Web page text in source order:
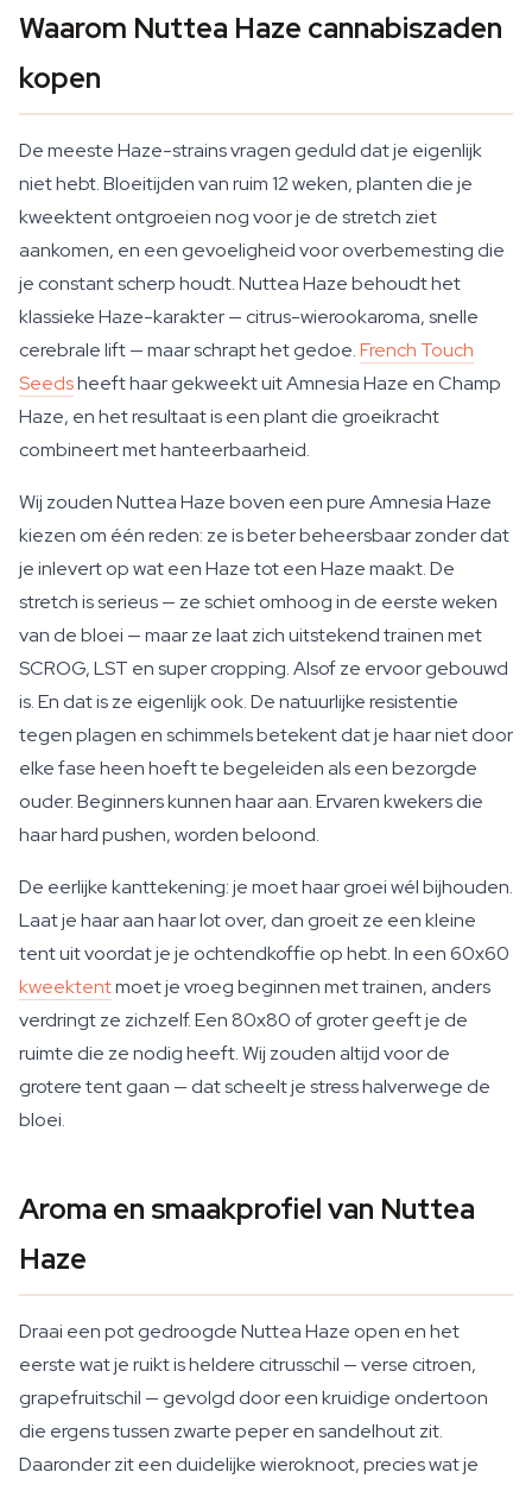
Waarom Nuttea Haze cannabiszaden
kopen
De meeste Haze-strains vragen geduld dat je eigenlijk
niet hebt. Bloeitijden van ruim 12 weken, planten die je
kweektent ontgroeien nog voor je de stretch ziet
aankomen, en een gevoeligheid voor overbemesting die
je constant scherp houdt. Nuttea Haze behoudt het
klassieke Haze-karakter — citrus-wierookaroma, snelle
cerebrale lift — maar schrapt het gedoe.French Touch
Seedsheeft haar gekweekt uit Amnesia Haze en Champ
Haze, en het resultaat is een plant die groeikracht
combineert met hanteerbaarheid.
Wij zouden Nuttea Haze boven een pure Amnesia Haze
kiezen om één reden: ze is beter beheersbaar zonder dat
je inlevert op wat een Haze tot een Haze maakt. De
stretch is serieus — ze schiet omhoog in de eerste weken
van de bloei — maar ze laat zich uitstekend trainen met
SCROG, LST en super cropping. Alsof ze ervoor gebouwd
is. En dat is ze eigenlijk ook. De natuurlijke resistentie
tegen plagen en schimmels betekent dat je haar niet door
elke fase heen hoeft te begeleiden als een bezorgde
ouder. Beginners kunnen haar aan. Ervaren kwekers die
haar hard pushen, worden beloond.
De eerlijke kanttekening: je moet haar groei wél bijhouden.
Laat je haar aan haar lot over, dan groeit ze een kleine
tent uit voordat je je ochtendkoffie op hebt. In een 60x60
kweektentmoet je vroeg beginnen met trainen, anders
verdringt ze zichzelf. Een 80x80 of groter geeft je de
ruimte die ze nodig heeft. Wij zouden altijd voor de
grotere tent gaan — dat scheelt je stress halverwege de
bloei.
Aroma en smaakprofiel van Nuttea
Haze
Draai een pot gedroogde Nuttea Haze open en het
eerste wat je ruikt is heldere citrusschil — verse citroen,
grapefruitschil — gevolgd door een kruidige ondertoon
die ergens tussen zwarte peper en sandelhout zit.
Daaronder zit een duidelijke wieroknoot, precies wat je